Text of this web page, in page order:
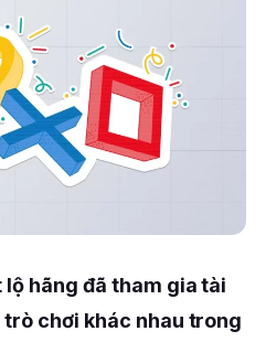
hãng đã tham gia tài
chơi khác nhau trong